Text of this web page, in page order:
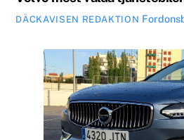
DÄCKAVISEN REDAKTION